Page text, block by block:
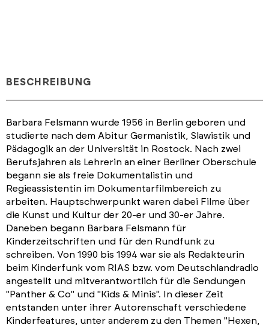
BESCHREIBUNG
Barbara Felsmann wurde 1956 in Berlin geboren und
studierte nach dem Abitur Germanistik, Slawistik und
Pädagogik an der Universität in Rostock. Nach zwei
Berufsjahren als Lehrerin an einer Berliner Oberschule
begann sie als freie Dokumentalistin und
Regieassistentin im Dokumentarfilmbereich zu
arbeiten. Hauptschwerpunkt waren dabei Filme über
die Kunst und Kultur der 20-er und 30-er Jahre.
Daneben begann Barbara Felsmann für
Kinderzeitschriften und für den Rundfunk zu
schreiben. Von 1990 bis 1994 war sie als Redakteurin
beim Kinderfunk vom RIAS bzw. vom Deutschlandradio
angestellt und mitverantwortlich für die Sendungen
"Panther & Co" und "Kids & Minis". In dieser Zeit
entstanden unter ihrer Autorenschaft verschiedene
Kinderfeatures, unter anderem zu den Themen "Hexen,